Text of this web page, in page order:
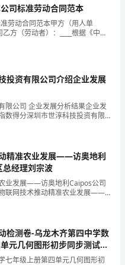
司标准劳动合同范本
劳动合同范本甲方（用人单
方（劳动者）：____根据《中华
《中华人民共和国劳动合同法》
在平等、自愿、公平、诚实信
投资有限公司介绍企业发展
限公司 企业发展分析结果企业发
数得分深圳市世淳科技投资有限
业发展指数根据企业规模、企业
活力四个维度对企业发展情况进
精准农业发展——访奥地利
经理刘宗波
业发展——访奥地利Caipos公司
联网技术推动精准农业发展——
国区总经理刘宗波摘要：精准农
信息技术手段，实现农业生
检测卷-乌龙木齐第四中学数
元几何图形初步同步测试试
七年级上册第四单元几何图形初